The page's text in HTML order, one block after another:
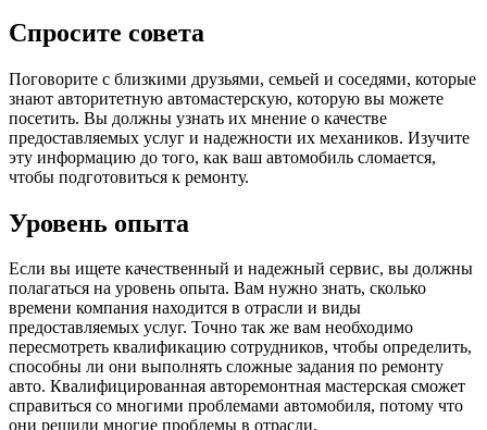
Спросите совета
Поговорите с близкими друзьями, семьей и соседями, которые
знают авторитетную автомастерскую, которую вы можете
посетить. Вы должны узнать их мнение о качестве
предоставляемых услуг и надежности их механиков. Изучите
эту информацию до того, как ваш автомобиль сломается,
чтобы подготовиться к ремонту.
Уровень опыта
Если вы ищете качественный и надежный сервис, вы должны
полагаться на уровень опыта. Вам нужно знать, сколько
времени компания находится в отрасли и виды
предоставляемых услуг. Точно так же вам необходимо
пересмотреть квалификацию сотрудников, чтобы определить,
способны ли они выполнять сложные задания по ремонту
авто. Квалифицированная авторемонтная мастерская сможет
справиться со многими проблемами автомобиля, потому что
они решили многие проблемы в отрасли.